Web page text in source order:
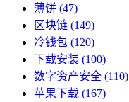
薄饼 (47)
区块链 (149)
冷钱包 (120)
下载安装 (100)
数字资产安全 (110)
苹果下载 (167)